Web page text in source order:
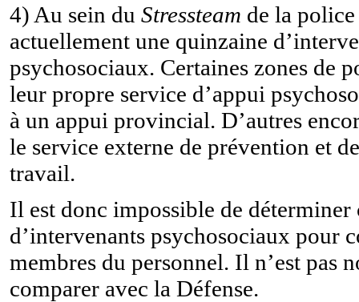
4) Au sein du Stressteam de la
actuellement une quinzaine
psychosociaux. Certaines zones de
leur propre service d’appui
à un appui provincial. D’autres
le service externe de prévention et
travail.
Il est donc impossible de
d’intervenants psychosociaux pour
membres du personnel. Il n’est pas
comparer avec la Défense.